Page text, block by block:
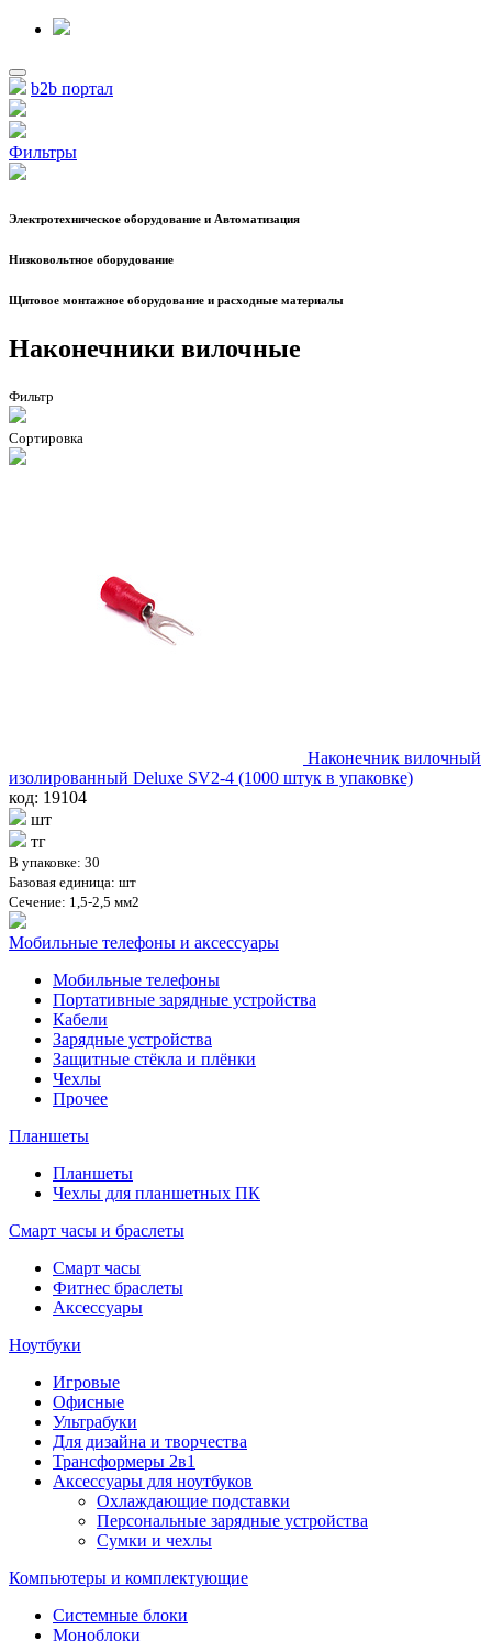
b2b портал
Фильтры
Электротехническое оборудование и Автоматизация
Низковольтное оборудование
Щитовое монтажное оборудование и расходные материалы
Наконечники вилочные
Фильтр
Сортировка
Наконечник вилочный
изолированный Deluxe SV2-4 (1000 штук в упаковке)
код: 19104
шт
тг
В упаковке: 30
Базовая единица: шт
Сечение: 1,5-2,5 мм2
Мобильные телефоны и аксессуары
Мобильные телефоны
Портативные зарядные устройства
Кабели
Зарядные устройства
Защитные стёкла и плёнки
Чехлы
Прочее
Планшеты
Планшеты
Чехлы для планшетных ПК
Смарт часы и браслеты
Смарт часы
Фитнес браслеты
Аксессуары
Ноутбуки
Игровые
Офисные
Ультрабуки
Для дизайна и творчества
Трансформеры 2в1
Аксессуары для ноутбуков
Охлаждающие подставки
Персональные зарядные устройства
Сумки и чехлы
Компьютеры и комплектующие
Системные блоки
Моноблоки